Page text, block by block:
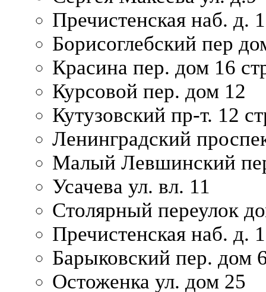
Пречистенская наб. д.
Борисоглебский пер
Красина пер. дом 16
Курсовой пер. дом 12
Кутузовский пр-т. 12
Ленинградский
Малый Левшинский
Усачева ул. вл. 11
Столярный переулок
Пречистенская наб. д.
Барыковский пер. дом
Остоженка ул. дом 25